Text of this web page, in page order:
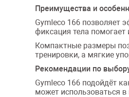
Преимущества и
Gymleco 166 позволяет
фиксация тела
Компактные размеры
тренировки, а мягкие
Рекомендации по
Gymleco 166 подойдёт
может использоваться